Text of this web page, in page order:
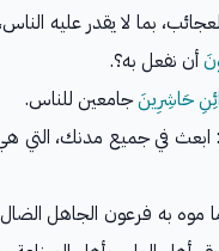
بما لا يقدر عليه
أن نفعل به؟.
حَاشِرِينَجامعين للناس.
ابعث في جميع مدنك، التي
موه به فرعون الجاهل